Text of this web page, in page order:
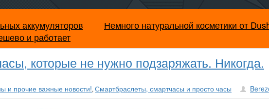
аккумуляторов
и работает
Немного натуральной косметики от
которые не нужно подзаряжать. Никогда.
и прочие важные новости!, Смартбраслеты, смартчасы и просто часы